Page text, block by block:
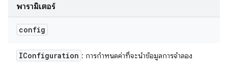
พารามิเตอร์
config
IConfiguration : การกําหนดค่าที่จะนําข้อมูลการจําลอง